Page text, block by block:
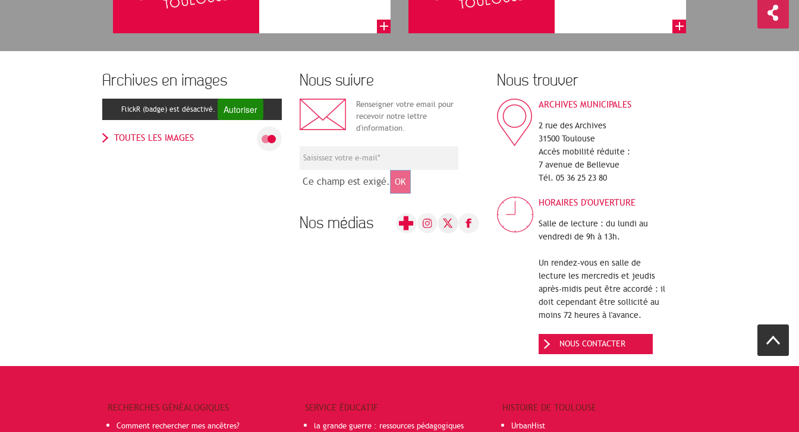
Archives en images
FlickR (badge) est désactivé. Autoriser
TOUTES LES IMAGES
Nous suivre
Renseigner votre email pour
recevoir notre lettre
d'information.
Ce champ est exigé. OK
Nos médias
Nous trouver
ARCHIVES MUNICIPALES
2 rue des Archives
31500 Toulouse
Accès mobilité réduite :
7 avenue de Bellevue
Tél. 05 36 25 23 80
HORAIRES D'OUVERTURE
Salle de lecture : du lundi au
vendredi de 9h à 13h.
Un rendez-vous en salle de
lecture les mercredis et jeudis
après-midis peut être accordé : il
doit cependant être sollicité au
moins 72 heures à l'avance.
NOUS CONTACTER
RECHERCHES GÉNÉALOGIQUES
Comment rechercher mes ancêtres?
SERVICE ÉDUCATIF
la grande guerre : ressources pédagogiques
HISTOIRE DE TOULOUSE
UrbanHist